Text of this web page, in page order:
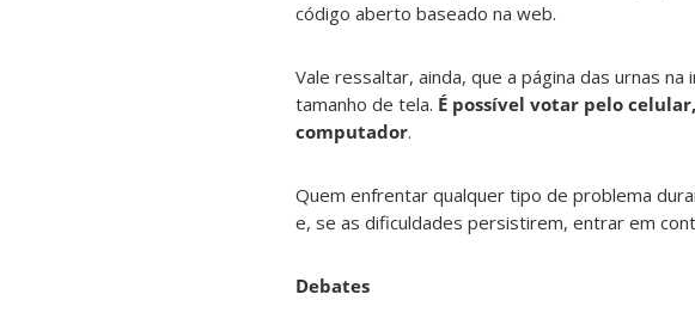
código aberto baseado na web.
Vale ressaltar, ainda, que a página das urnas
tamanho de tela. É possível votar pelo
computador.
Quem enfrentar qualquer tipo de problema
e, se as dificuldades persistirem, entrar em
Debates